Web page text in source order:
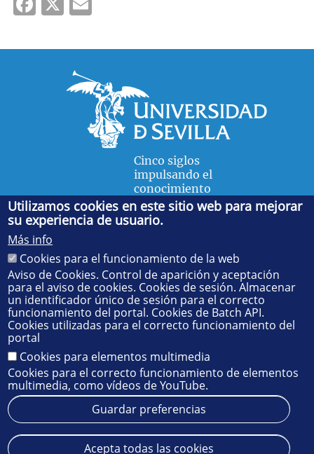
Cinco siglos
impulsando el
conocimiento
FACULTAD DE FÍSICA
Avda. de la Reina Mercedes, s/n. 41012 Sevilla. Tel.:
55 28 91. Administración:administradorfisica@us.es
Secretaría:jsecfisi@us.es- Decanato:ffisaog@us.es
Aviso legal Protección de datos
Cookies
Utilizamos cookies en este sitio web para mejorar
su experiencia de usuario.
Más info
Cookies para el funcionamiento de la web
Aviso de Cookies. Control de aparición y aceptación
para el aviso de cookies. Cookies de sesión. Almacenar
un identificador único de sesión para el correcto
funcionamiento del portal. Cookies de Batch API.
Cookies utilizadas para el correcto funcionamiento del
portal
Cookies para elementos multimedia
Cookies para el correcto funcionamiento de elementos
multimedia, como vídeos de YouTube.
Guardar preferencias
Acepta todas las cookies